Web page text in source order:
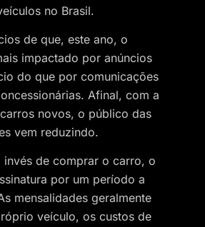
no Brasil.
de que, este ano, o
impactado por anúncios
do que por comunicações
Afinal, com a
novos, o público das
vem reduzindo.
invés de comprar o carro, o
por um período a
mensalidades geralmente
veículo, os custos de